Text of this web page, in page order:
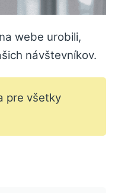
webe urobili,
návštevníkov.
pre všetky